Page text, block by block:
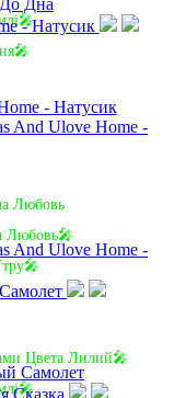
Любовь
Любовь🎤
Цвета Лилий🎤
- Натусик
And Ulove Home -
Самолет